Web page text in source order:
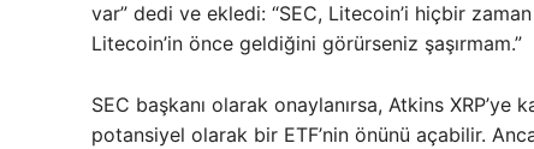
var” dedi ve ekledi: “SEC, Litecoin’i hiçbir
Litecoin’in önce geldiğini görürseniz şaşırmam.”
SEC başkanı olarak onaylanırsa, Atkins
potansiyel olarak bir ETF’nin önünü açabilir.